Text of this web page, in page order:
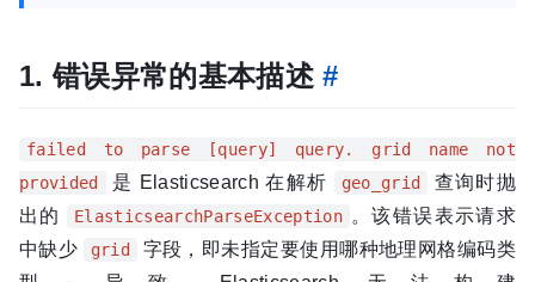
1. 错误异常的基本描述#
failed to parse [query] query. grid name not
provided
是 Elasticsearch 在解析 geo_grid
查询时抛
出的
ElasticsearchParseException 。该错误表示请求
中缺少
grid
字段，即未指定要使用哪种地理网格编码类